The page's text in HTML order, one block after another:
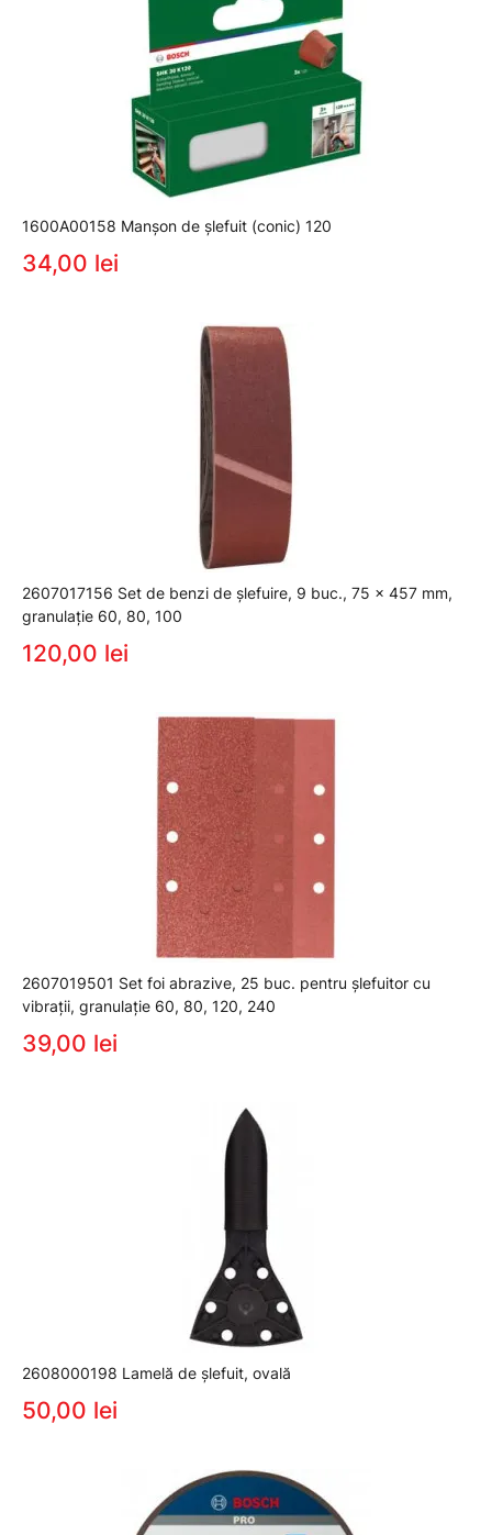
1600A00158 Manșon de șlefuit (conic) 120
34,00 lei
2607017156 Set de benzi de şlefuire, 9 buc., 75 x 457 mm,
granulaţie 60, 80, 100
120,00 lei
2607019501 Set foi abrazive, 25 buc. pentru şlefuitor cu
vibraţii, granulaţie 60, 80, 120, 240
39,00 lei
2608000198 Lamelă de şlefuit, ovală
50,00 lei